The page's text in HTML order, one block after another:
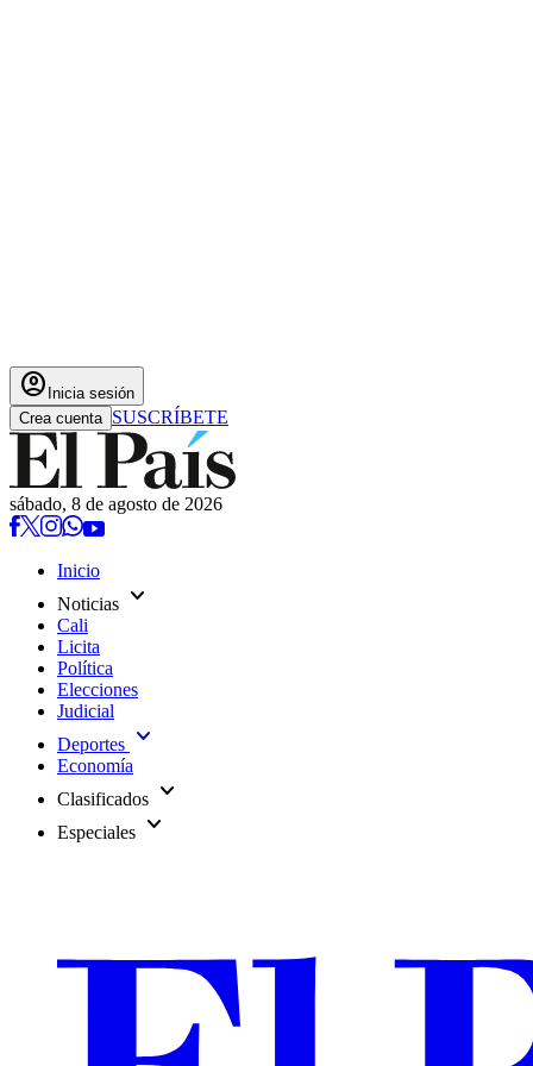
account_circle Inicia sesión
Crea cuenta SUSCRÍBETE
sábado, 8 de agosto de 2026
Inicio
Noticias expand_more
Cali
Licita
Política
Elecciones
Judicial
Deportes expand_more
Economía
Clasificados expand_more
Especiales expand_more